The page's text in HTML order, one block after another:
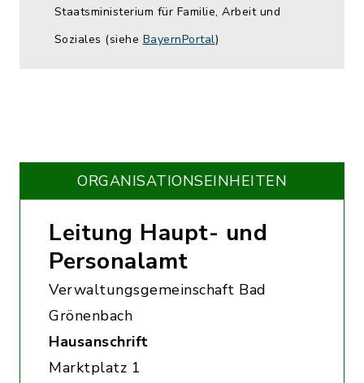
Staatsministerium für Familie, Arbeit und
Soziales (siehe BayernPortal)
ORGANISATIONS­EINHEITEN
Leitung Haupt- und
Personalamt
Verwaltungsgemeinschaft Bad
Grönenbach
Hausanschrift
Marktplatz 1